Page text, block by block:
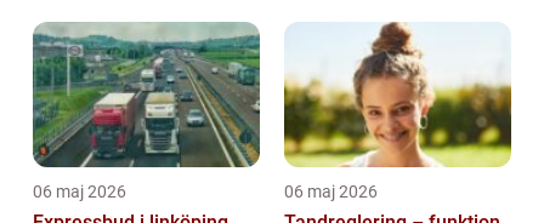
06 maj 2026 06 maj 2026